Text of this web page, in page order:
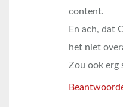
content.
En ach, dat
het niet
Zou ook erg